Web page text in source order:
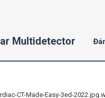
Multidetector